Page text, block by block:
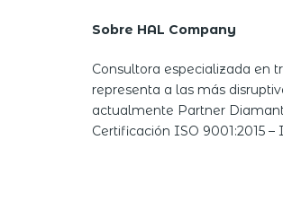
Sobre HAL Company
Consultora especializada en
representa a las más
actualmente Partner
Certificación ISO 9001:2015 –